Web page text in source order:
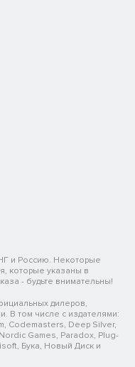
и Россию. Некоторые
которые указаны в
- будьте внимательны!
дилеров,
В том числе с издателями:
Codemasters, Deep Silver,
Games, Paradox, Plug-
Бука, Новый Диск и